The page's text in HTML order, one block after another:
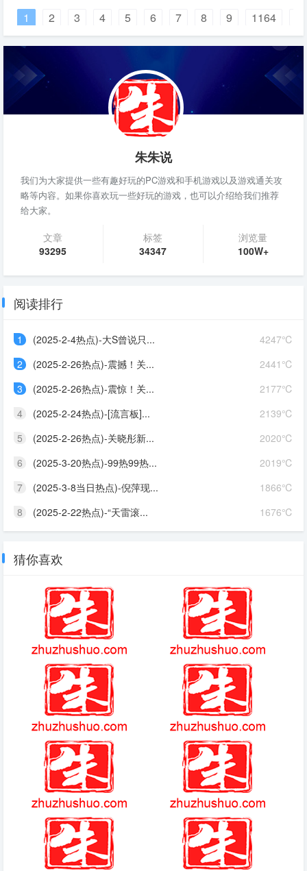
用独特的诚意圈粉无数。不同于传统演唱
会的单向展演，徐良的这场演出，既有音
1 2 3 4 5 6 7 8 9 1164
朱朱说
我们为大家提供一些有趣好玩的PC游戏和手机游戏以及游戏通关攻
略等内容。如果你喜欢玩一些好玩的游戏，也可以介绍给我们推荐
给大家。
文章
93295
标签
34347
浏览量
100W+
阅读排行
4247℃
1
(2025-2-4热点)-大S曾说只...
2441℃
2
(2025-2-26热点)-震撼！关...
2177℃
3
(2025-2-26热点)-震惊！关...
2139℃
4
(2025-2-24热点)-[流言板]...
2020℃
5
(2025-2-26热点)-关晓彤新...
2019℃
6
(2025-3-20热点)-99热99热...
1866℃
7
(2025-3-8当日热点)-倪萍现...
1676℃
8 (2025-2-22热点)-“天雷滚...
猜你喜欢
阿齐兹艾哈迈德 艾尔登法环石剑钥匙
(2025-09-20热点)-周杰伦携手
林书豪放言：冲击温网2026双
打桂冠
最远的边陲没人修房子了
我的安吉拉礼包代码 英雄联盟 简介